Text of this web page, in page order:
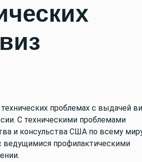
проблемах с выдачей
С техническими проблемами
и консульства США по всему
ведущимися профилактическими